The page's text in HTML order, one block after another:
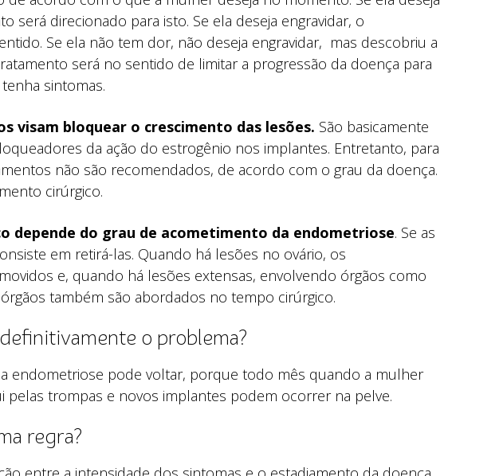
será direcionado para isto. Se ela deseja engravidar, o
Se ela não tem dor, não deseja engravidar, mas descobriu a
será no sentido de limitar a progressão da doença para
sintomas.
visam bloquear o crescimento das lesões. São basicamente
da ação do estrogênio nos implantes. Entretanto, para
não são recomendados, de acordo com o grau da doença.
cirúrgico.
depende do grau de acometimento da endometriose. Se as
em retirá-las. Quando há lesões no ovário, os
e, quando há lesões extensas, envolvendo órgãos como
também são abordados no tempo cirúrgico.
o problema?
a endometriose pode voltar, porque todo mês quando a mulher
pelas trompas e novos implantes podem ocorrer na pelve.
regra?